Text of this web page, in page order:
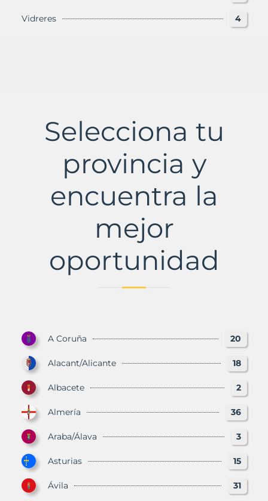
Vidreres 4
Selecciona tu
provincia y
encuentra la
mejor
oportunidad
A Coruña 20
Alacant/Alicante 18
Albacete 2
Almería 36
Araba/Álava 3
Asturias 15
Ávila 31